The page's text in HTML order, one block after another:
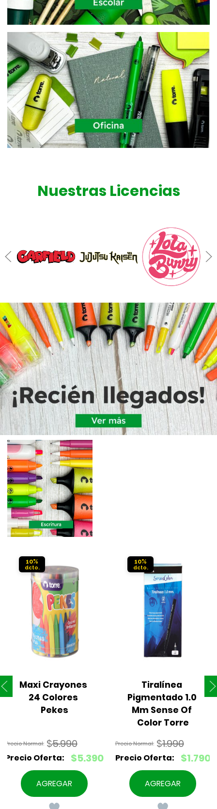
Nuestras Licencias
10%
Maxi Crayones
24 Colores
Pekes
$5.990
El
precio
original
$5.990.
$5.390
El
precio
actual
es:
AGREGAR
10%
Tiralínea
Pigmentado 1.0
Mm Sense Of
Color Torre
$1.990
El
precio
original
$1.990.
$1.790
El
precio
actual
es:
AGREGAR